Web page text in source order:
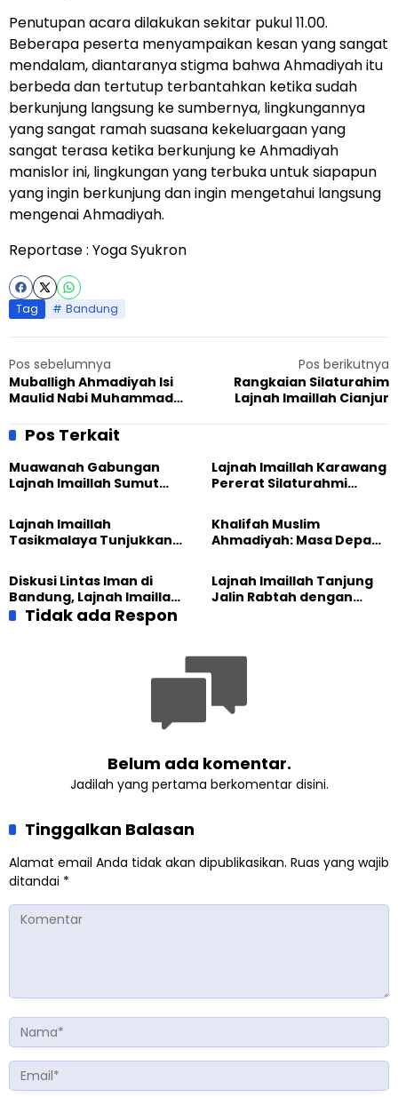
Penutupan acara dilakukan sekitar pukul 11.00.
Beberapa peserta menyampaikan kesan yang sangat
mendalam, diantaranya stigma bahwa Ahmadiyah itu
berbeda dan tertutup terbantahkan ketika sudah
berkunjung langsung ke sumbernya, lingkungannya
yang sangat ramah suasana kekeluargaan yang
sangat terasa ketika berkunjung ke Ahmadiyah
manislor ini, lingkungan yang terbuka untuk siapapun
yang ingin berkunjung dan ingin mengetahui langsung
mengenai Ahmadiyah.
Reportase : Yoga Syukron
Tag Bandung
Pos sebelumnya
Muballigh Ahmadiyah Isi
Maulid Nabi Muhammad
Ahmadiyah
Pos berikutnya
Rangkaian Silaturahim
Lajnah Imaillah Cianjur
Pos Terkait
Muawanah Gabungan
Lajnah Imaillah Sumut
hingga Edukasi Tangani
Sampah
Lajnah Imaillah Karawang
Pererat Silaturahmi
Masak Bersama
Lajnah Imaillah
Tasikmalaya Tunjukkan
Bangun Ekonomi
Keluarga
Khalifah Muslim
Ahmadiyah: Masa Depan
Perempuan yang Terus
Belajar
Diskusi Lintas Iman di
Bandung, Lajnah Imaillah
Tekankan Pentingnya
Lajnah Imaillah Tanjung
Jalin Rabtah dengan
Tidak ada Respon
Belum ada komentar.
Jadilah yang pertama berkomentar disini.
Tinggalkan Balasan
Alamat email Anda tidak akan dipublikasikan. Ruas yang wajib
ditandai *